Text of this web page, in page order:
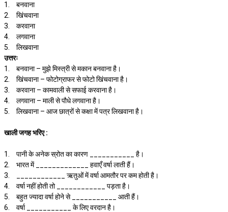
1.
बनवाना
2.
खिंचवाना
3.
करवाना
4.
लगवाना
5.
लिखवाना
उत्तरः
1.
बनवाना – मुझे मिस्त्री से मकान बनवाना है।
2.
खिंचवाना – फोटोग्राफर से फोटो खिंचवाना है।
3.
करवाना – कामवाली से सफाई करवाना है।
4.
लगवाना – माली से पौधे लगवाना है।
5.
लिखवाना – आज छात्रों से कक्षा में पत्र लिखवाना है।
खाली जगह भरिए :
1.
पानी के अनेक स्रोत का कारण ___________ है।
2.
भारत में _____________ हवाएँ वर्षा लाती हैं।
3.
____________ ऋतुओं में वर्षा आमतौर पर कम होती है।
4.
वर्षा नहीं होती तो ____________ पड़ता है।
5.
बहुत ज्यादा वर्षा होने से ___________ आती हैं।
6.
वर्षा ___________ के लिए वरदान है।